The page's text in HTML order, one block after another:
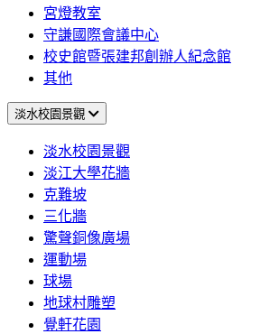
宮燈教室
守謙國際會議中心
校史館暨張建邦創辦人紀念館
其他
淡水校園景觀
淡水校園景觀
淡江大學花牆
克難坡
三化牆
驚聲銅像廣場
運動場
球場
地球村雕塑
覺軒花園